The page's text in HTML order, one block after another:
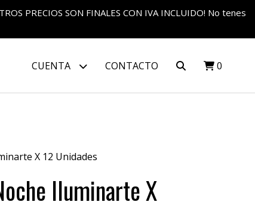
PRECIOS SON FINALES CON IVA INCLUIDO! No tenes
CUENTA CONTACTO 0
X 12 Unidades
Iluminarte X